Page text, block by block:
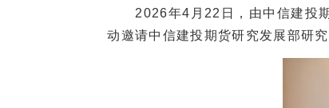
2026年4月22日，由中信建投期
动邀请中信建投期货研究发展部研